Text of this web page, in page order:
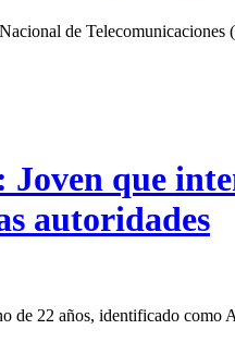
de
que
autoridades
de 22 años, identificado como